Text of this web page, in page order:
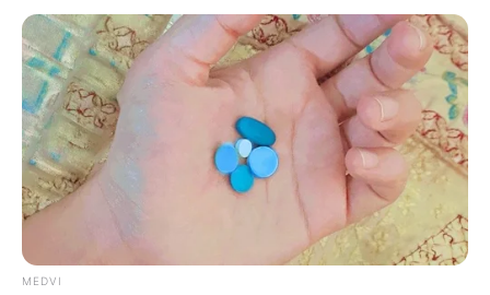
Where Are They Now? 9 Ex-Actors Found
Unexpected Career Paths
BRAINBERRIES
46 Years Later, The Blue Lagoon Stars Look
BRAINBERRIES
MEDVI